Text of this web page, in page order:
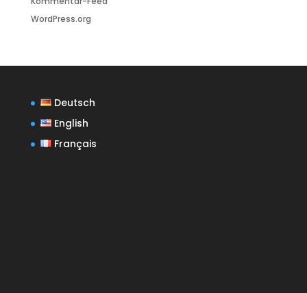
WordPress.org
Deutsch
English
Français